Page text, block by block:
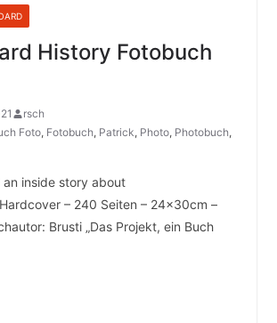
History Fotobuch
rsch
Foto, Fotobuch, Patrick, Photo, Photobuch,
an inside story about
– 240 Seiten – 24x30cm –
Brusti „Das Projekt, ein Buch